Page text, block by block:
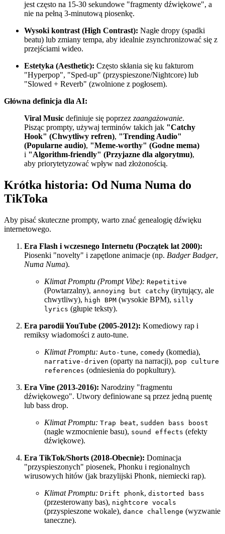
jest często na 15-30 sekundowe "fragmenty dźwiękowe", a
nie na pełną 3-minutową piosenkę.
Wysoki kontrast (High Contrast): Nagłe dropy (spadki
beatu) lub zmiany tempa, aby idealnie zsynchronizować się z
przejściami wideo.
Estetyka (Aesthetic): Często skłania się ku fakturom
"Hyperpop", "Sped-up" (przyspieszone/Nightcore) lub
"Slowed + Reverb" (zwolnione z pogłosem).
Główna definicja dla AI:
Viral Music definiuje się poprzez zaangażowanie.
Pisząc prompty, używaj terminów takich jak "Catchy
Hook" (Chwytliwy refren), "Trending Audio"
(Popularne audio), "Meme-worthy" (Godne mema)
i "Algorithm-friendly" (Przyjazne dla algorytmu),
aby priorytetyzować wpływ nad złożonością.
Krótka historia: Od Numa Numa do
TikToka
Aby pisać skuteczne prompty, warto znać genealogię dźwięku
internetowego.
Era Flash i wczesnego Internetu (Początek lat 2000):
Piosenki "novelty" i zapętlone animacje (np. Badger Badger,
Numa Numa).
Klimat Promptu (Prompt Vibe): Repetitive
(Powtarzalny), annoying but catchy (irytujący, ale
chwytliwy), high BPM (wysokie BPM), silly
lyrics (głupie teksty).
Era parodii YouTube (2005-2012): Komediowy rap i
remiksy wiadomości z auto-tune.
Klimat Promptu: Auto-tune, comedy (komedia),
narrative-driven (oparty na narracji), pop culture
references (odniesienia do popkultury).
Era Vine (2013-2016): Narodziny "fragmentu
dźwiękowego". Utwory definiowane są przez jedną puentę
lub bass drop.
Klimat Promptu: Trap beat, sudden bass boost
(nagłe wzmocnienie basu), sound effects (efekty
dźwiękowe).
Era TikTok/Shorts (2018-Obecnie): Dominacja
"przyspieszonych" piosenek, Phonku i regionalnych
wirusowych hitów (jak brazylijski Phonk, niemiecki rap).
Klimat Promptu: Drift phonk, distorted bass
(przesterowany bas), nightcore vocals
(przyspieszone wokale), dance challenge (wyzwanie
taneczne).